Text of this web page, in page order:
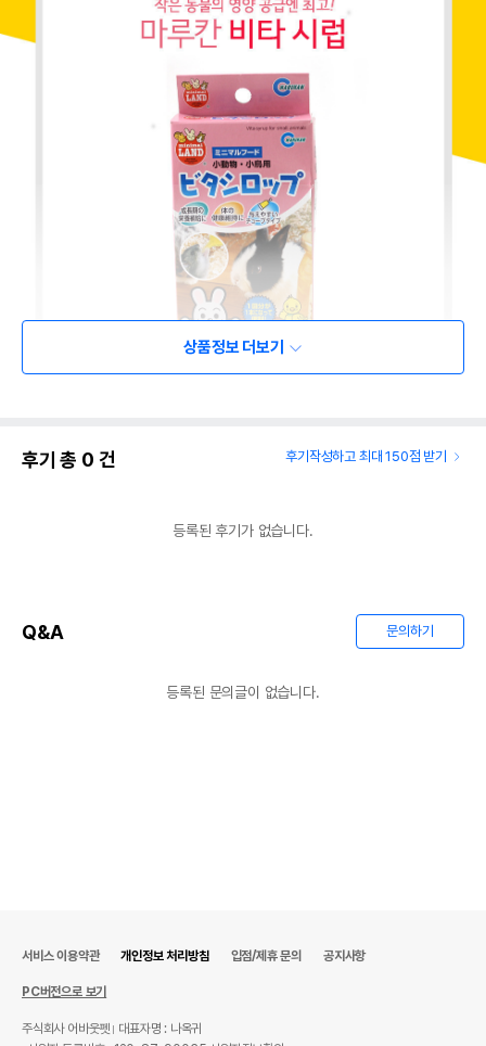
상품정보 더보기
후기 총 0 건 후기작성하고 최대 150점 받기
등록된 후기가 없습니다.
Q&A 문의하기
등록된 문의글이 없습니다.
서비스 이용약관 개인정보 처리방침 입점/제휴 문의 공지사항
PC버전으로 보기
주식회사 어바웃펫
대표자명 : 나옥귀